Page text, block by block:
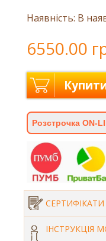
Наявність: В
6550.00
Розстрочка ON-
СЕРТИФІКАТИ
ІНСТРУКЦІЯ